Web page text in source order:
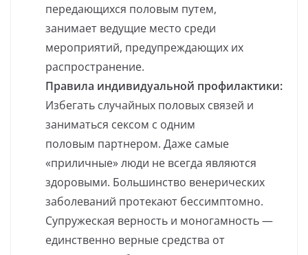
передающихся половым путем,
занимает ведущие место среди
мероприятий, предупреждающих их
распространение.
Правила индивидуальной профилактики:
Избегать случайных половых связей и
заниматься сексом с одним
половым партнером. Даже самые
«приличные» люди не всегда являются
здоровыми. Большинство венерических
заболеваний протекают бессимптомно.
Супружеская верность и моногамность —
единственно верные средства от